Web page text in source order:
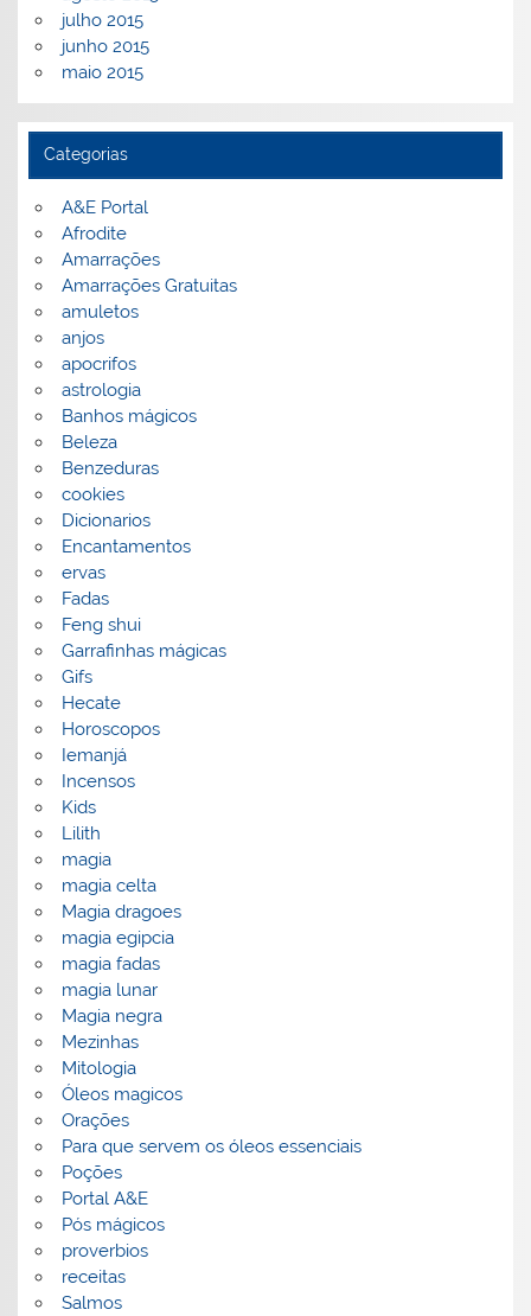
julho 2015
junho 2015
maio 2015
Categorias
A&E Portal
Afrodite
Amarrações
Amarrações Gratuitas
amuletos
anjos
apocrifos
astrologia
Banhos mágicos
Beleza
Benzeduras
cookies
Dicionarios
Encantamentos
ervas
Fadas
Feng shui
Garrafinhas mágicas
Gifs
Hecate
Horoscopos
Iemanjá
Incensos
Kids
Lilith
magia
magia celta
Magia dragoes
magia egipcia
magia fadas
magia lunar
Magia negra
Mezinhas
Mitologia
Óleos magicos
Orações
Para que servem os óleos essenciais
Poções
Portal A&E
Pós mágicos
proverbios
receitas
Salmos